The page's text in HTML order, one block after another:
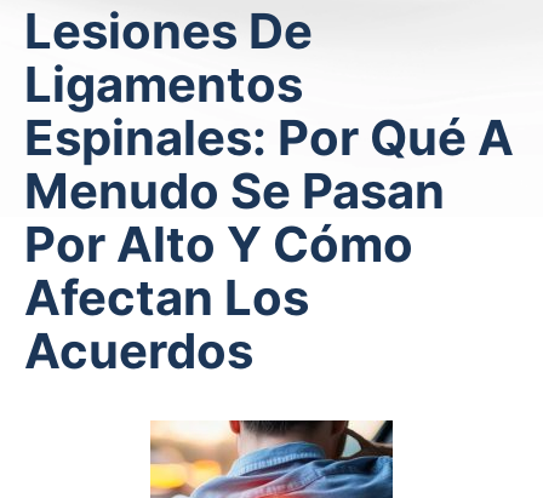
Lesiones De
Ligamentos
Espinales: Por Qué A
Menudo Se Pasan
Por Alto Y Cómo
Afectan Los
Acuerdos